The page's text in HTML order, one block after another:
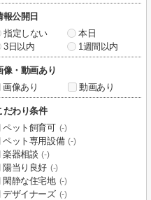
報公開日
指定しない
本日
3日以内
1週間以内
像・動画あり
画像あり
動画あり
だわり条件
ペット飼育可 (-)
ペット専用設備 (-)
楽器相談 (-)
陽当り良好 (-)
閑静な住宅地 (-)
デザイナーズ (-)